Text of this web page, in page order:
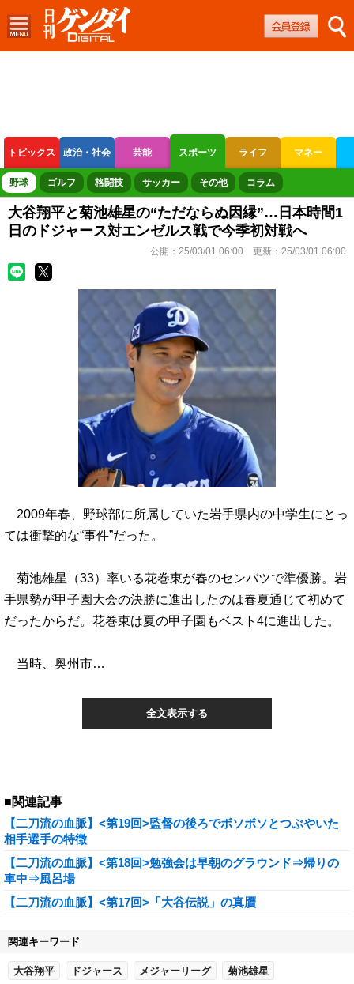
トピックス 政治・社会 芸能 スポーツ ライフ マネー
ボートレース 競輪 オートレース
野球 ゴルフ 格闘技 サッカー その他 コラム
大谷翔平と菊池雄星の“ただならぬ因縁”…日本時間1
日のドジャース対エンゼルス戦で今季初対戦へ
公開： 25/03/01 06:00 更新： 25/03/01 06:00
2009年春、野球部に所属していた岩手県内の中学生にとっ
ては衝撃的な“事件”だった。
菊池雄星（33）率いる花巻東が春のセンバツで準優勝。岩
手県勢が甲子園大会の決勝に進出したのは春夏通じて初めて
だったからだ。花巻東は夏の甲子園もベスト4に進出した。
当時、奥州市…
全文表示する
■関連記事
【二刀流の血脈】<第19回>監督の後ろでボソボソとつぶやいた
相手選手の特徴
【二刀流の血脈】<第18回>勉強会は早朝のグラウンド⇒帰りの
車中⇒風呂場
【二刀流の血脈】<第17回>「大谷伝説」の真贋
関連キーワード
大谷翔平 ドジャース メジャーリーグ 菊池雄星